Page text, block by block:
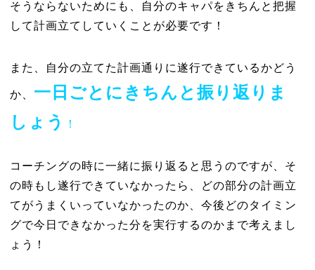
そうならないためにも、自分のキャパをきちんと把握
して計画立てしていくことが必要です！
また、自分の立てた計画通りに遂行できているかどう
か、 一日ごとにきちんと振り返りま
しょう
！
コーチングの時に一緒に振り返ると思うのですが、そ
の時もし遂行できていなかったら、どの部分の計画立
てがうまくいっていなかったのか、今後どのタイミン
グで今日できなかった分を実行するのかまで考えまし
ょう！